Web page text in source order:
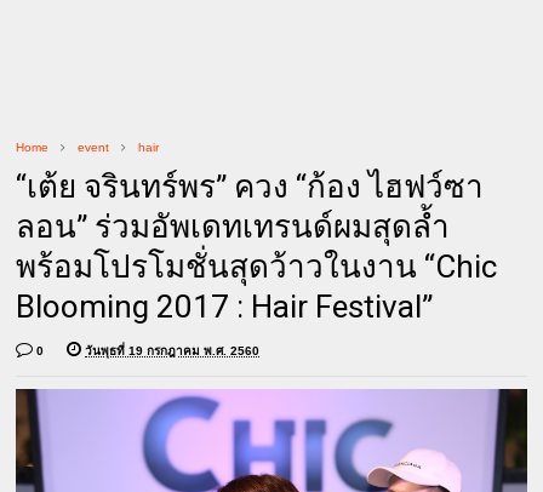
Home event hair
“เต้ย จรินทร์พร” ควง “ก้อง ไฮฟว์ซา
ลอน” ร่วมอัพเดทเทรนด์ผมสุดล้ำ
พร้อมโปรโมชั่นสุดว้าวในงาน “Chic
Blooming 2017 : Hair Festival”
0 วันพุธที่ 19 กรกฎาคม พ.ศ. 2560